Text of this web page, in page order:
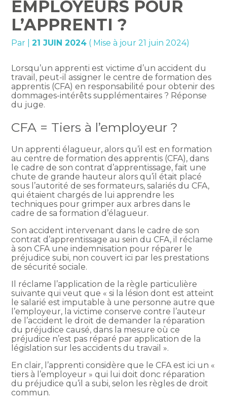
EMPLOYEURS POUR
L’APPRENTI ?
Par |21 JUIN 2024 ( Mise à jour 21 juin 2024)
Lorsqu’un apprenti est victime d’un accident du
travail, peut-il assigner le centre de formation des
apprentis (CFA) en responsabilité pour obtenir des
dommages-intérêts supplémentaires ? Réponse
du juge.
CFA = Tiers à l’employeur ?
Un apprenti élagueur, alors qu’il est en formation
au centre de formation des apprentis (CFA), dans
le cadre de son contrat d’apprentissage, fait une
chute de grande hauteur alors qu’il était placé
sous l’autorité de ses formateurs, salariés du CFA,
qui étaient chargés de lui apprendre les
techniques pour grimper aux arbres dans le
cadre de sa formation d’élagueur.
Son accident intervenant dans le cadre de son
contrat d’apprentissage au sein du CFA, il réclame
à son CFA une indemnisation pour réparer le
préjudice subi, non couvert ici par les prestations
de sécurité sociale.
Il réclame l’application de la règle particulière
suivante qui veut que « si la lésion dont est atteint
le salarié est imputable à une personne autre que
l’employeur, la victime conserve contre l’auteur
de l’accident le droit de demander la réparation
du préjudice causé, dans la mesure où ce
préjudice n’est pas réparé par application de la
législation sur les accidents du travail ».
En clair, l’apprenti considère que le CFA est ici un «
tiers à l’employeur » qui lui doit donc réparation
du préjudice qu’il a subi, selon les règles de droit
commun.